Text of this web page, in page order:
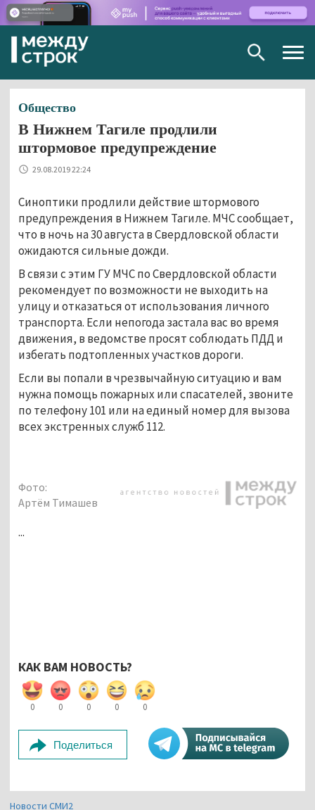
Общество
В Нижнем Тагиле продлили
штормовое предупреждение
29.08.2019 22:24
Синоптики продлили действие штормового
предупреждения в Нижнем Тагиле. МЧС сообщает,
что в ночь на 30 августа в Свердловской области
ожидаются сильные дожди.
В связи с этим ГУ МЧС по Свердловской области
рекомендует по возможности не выходить на
улицу и отказаться от использования личного
транспорта. Если непогода застала вас во время
движения, в ведомстве просят соблюдать ПДД и
избегать подтопленных участков дороги.
Если вы попали в чрезвычайную ситуацию и вам
нужна помощь пожарных или спасателей, звоните
по телефону 101 или на единый номер для вызова
всех экстренных служб 112.
Фото:
Артём Тимашев
...
КАК ВАМ НОВОСТЬ?
0 0 0 0 0
Поделиться
Новости СМИ2